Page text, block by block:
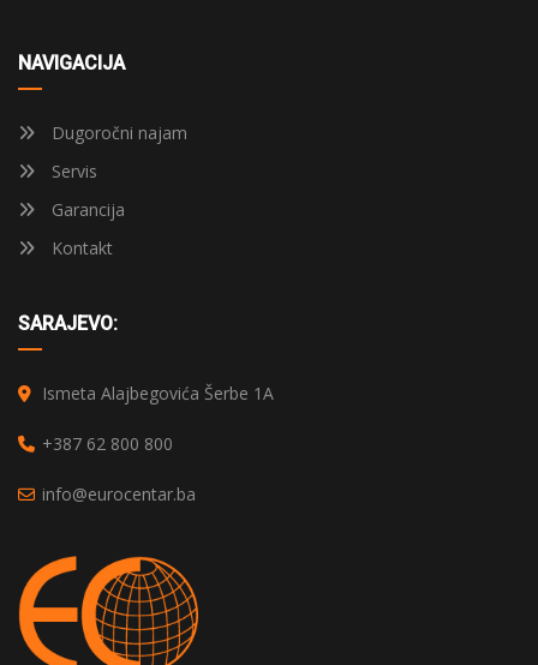
NAVIGACIJA
Dugoročni najam
Servis
Garancija
Kontakt
SARAJEVO:
Ismeta Alajbegovića Šerbe 1A
+387 62 800 800
info@eurocentar.ba